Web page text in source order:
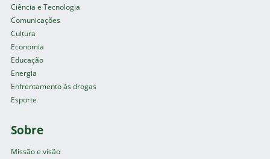
Ciência e Tecnologia
Comunicações
Cultura
Economia
Educação
Energia
Enfrentamento às drogas
Esporte
Sobre
Missão e visão